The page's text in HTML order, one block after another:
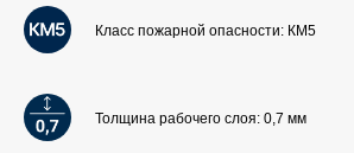
Класс пожарной опасности: КМ5
Толщина рабочего слоя: 0,7 мм